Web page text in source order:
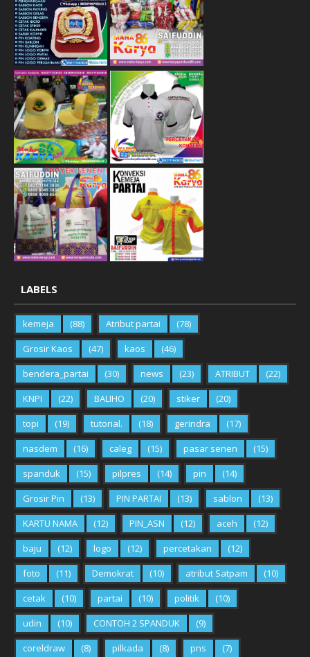
LABELS
kemeja (88) Atribut partai
(78)
Grosir Kaos
(47) kaos
(46)
bendera_partai
(30) news (23) ATRIBUT
(22)
KNPI
(22) BALIHO (20) stiker
(20)
topi
(19) tutorial. (18) gerindra
(17)
nasdem
(16) caleg (15) pasar senen
(15)
spanduk
(15) pilpres (14) pin
(14)
Grosir Pin
(13) PIN PARTAI (13) sablon
(13)
KARTU NAMA
(12) PIN_ASN (12) aceh
(12)
baju
(12) logo (12) percetakan
(12)
foto
(11) Demokrat (10) atribut Satpam
(10)
cetak
(10) partai (10) politik
(10)
udin
(10) CONTOH 2 SPANDUK
(9)
coreldraw
(8) pilkada (8) pns (7)